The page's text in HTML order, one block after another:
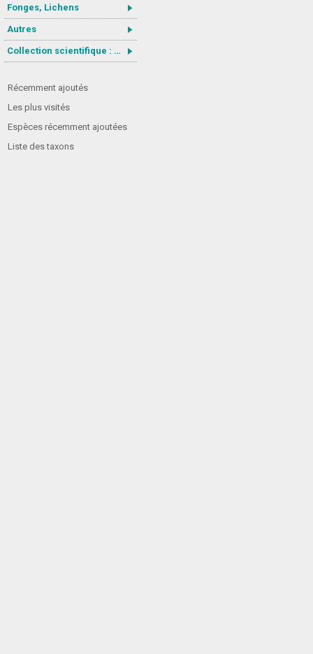
Fonges, Lichens
Autres
Collection scientifique : Gastrotricha
Récemment ajoutés
Les plus visités
Espèces récemment ajoutées
Liste des taxons